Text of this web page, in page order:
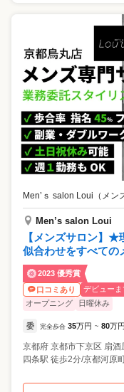
Men’ｓ salon Loui（メン
Men’s salon Loui
【メンズサロン】
似合わせをすべての
2023 優秀賞
口コミあり
デビュー
オープニング
日曜休み
委 完全歩合 35万円 ~ 80万円
京都府 京都市下京区 扇
四条駅 徒歩2分/京都河原